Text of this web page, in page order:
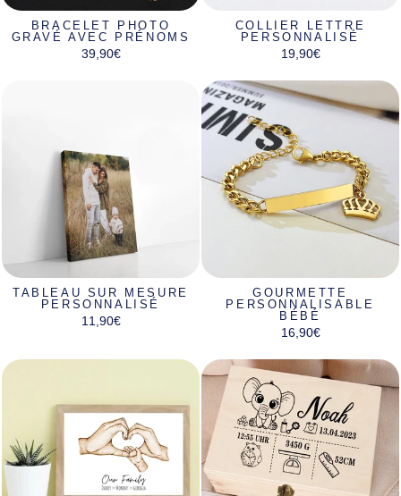
BRACELET PHOTO
GRAVÉ AVEC PRÉNOMS
39,90€
COLLIER LETTRE
PERSONNALISÉ
19,90€
TABLEAU SUR MESURE
PERSONNALISÉ
11,90€
GOURMETTE
PERSONNALISABLE
BÉBÉ
16,90€